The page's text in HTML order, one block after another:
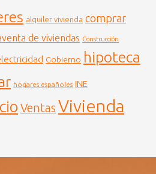
alquiler vivienda comprar
de viviendas Construcción
Gobierno hipoteca
hogares españoles INE
Ventas Vivienda